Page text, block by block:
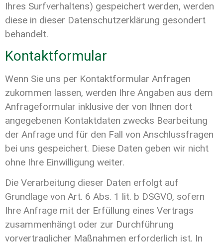
Ihres Surfverhaltens) gespeichert werden, werden
diese in dieser Datenschutzerklärung gesondert
behandelt.
Kontaktformular
Wenn Sie uns per Kontaktformular Anfragen
zukommen lassen, werden Ihre Angaben aus dem
Anfrageformular inklusive der von Ihnen dort
angegebenen Kontaktdaten zwecks Bearbeitung
der Anfrage und für den Fall von Anschlussfragen
bei uns gespeichert. Diese Daten geben wir nicht
ohne Ihre Einwilligung weiter.
Die Verarbeitung dieser Daten erfolgt auf
Grundlage von Art. 6 Abs. 1 lit. b DSGVO, sofern
Ihre Anfrage mit der Erfüllung eines Vertrags
zusammenhängt oder zur Durchführung
vorvertraglicher Maßnahmen erforderlich ist. In